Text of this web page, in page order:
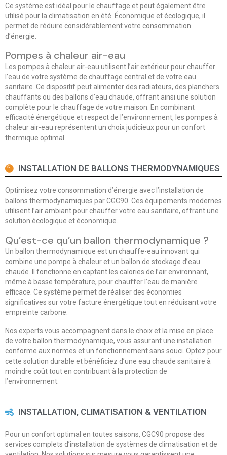
Ce système est idéal pour le chauffage et peut également être
utilisé pour la climatisation en été. Économique et écologique, il
permet de réduire considérablement votre consommation
d’énergie.
Pompes à chaleur air-eau
Les pompes à chaleur air-eau utilisent l’air extérieur pour chauffer
l’eau de votre système de chauffage central et de votre eau
sanitaire. Ce dispositif peut alimenter des radiateurs, des planchers
chauffants ou des ballons d’eau chaude, offrant ainsi une solution
complète pour le chauffage de votre maison. En combinant
efficacité énergétique et respect de l’environnement, les pompes à
chaleur air-eau représentent un choix judicieux pour un confort
thermique optimal.
INSTALLATION DE BALLONS THERMODYNAMIQUES
Optimisez votre consommation d’énergie avec l’installation de
ballons thermodynamiques par CGC90. Ces équipements modernes
utilisent l’air ambiant pour chauffer votre eau sanitaire, offrant une
solution écologique et économique.
Qu’est-ce qu’un ballon thermodynamique ?
Un ballon thermodynamique est un chauffe-eau innovant qui
combine une pompe à chaleur et un ballon de stockage d’eau
chaude. Il fonctionne en captant les calories de l’air environnant,
même à basse température, pour chauffer l’eau de manière
efficace. Ce système permet de réaliser des économies
significatives sur votre facture énergétique tout en réduisant votre
empreinte carbone.
Nos experts vous accompagnent dans le choix et la mise en place
de votre ballon thermodynamique, vous assurant une installation
conforme aux normes et un fonctionnement sans souci. Optez pour
cette solution durable et bénéficiez d’une eau chaude sanitaire à
moindre coût tout en contribuant à la protection de
l’environnement.
INSTALLATION, CLIMATISATION & VENTILATION
Pour un confort optimal en toutes saisons, CGC90 propose des
services complets d’installation de systèmes de climatisation et de